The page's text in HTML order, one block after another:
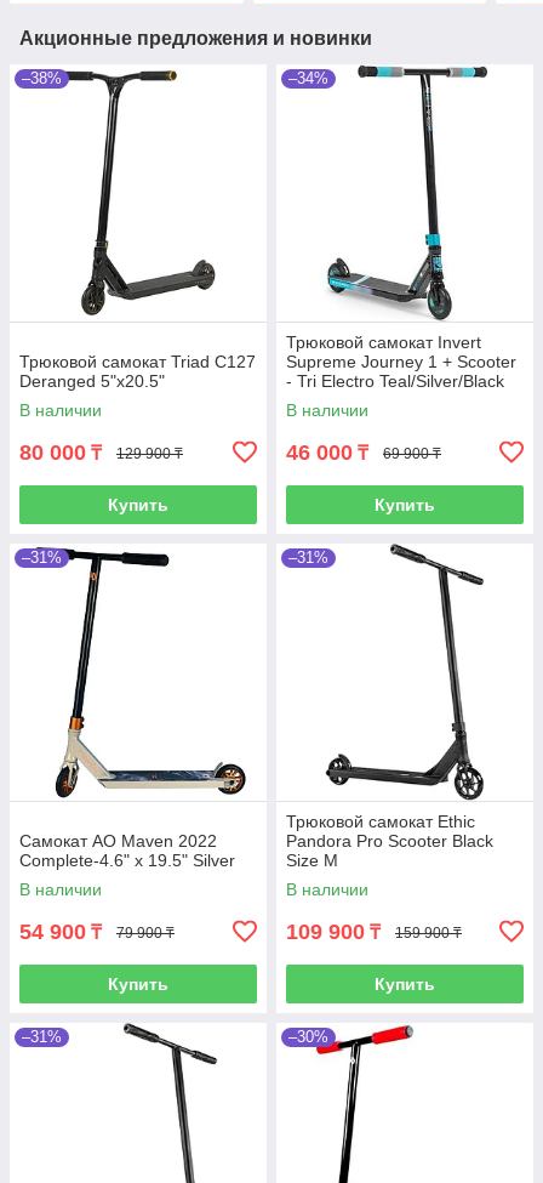
Акционные предложения и новинки
–38%
Трюковой самокат Triad C127
Deranged 5"x20.5"
В наличии
80 000 ₸ 129 900 ₸
Купить
–34%
Трюковой самокат Invert
Supreme Journey 1 + Scooter
- Tri Electro Teal/Silver/Black
В наличии
46 000 ₸ 69 900 ₸
Купить
–31%
Самокат AO Maven 2022
Complete-4.6" x 19.5" Silver
В наличии
54 900 ₸ 79 900 ₸
Купить
–31%
Трюковой самокат Ethic
Pandora Pro Scooter Black
Size M
В наличии
109 900 ₸ 159 900 ₸
Купить
–31% –30%